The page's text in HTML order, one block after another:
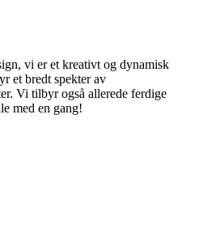
vi er et kreativt og dynamisk
et bredt spekter av
Vi tilbyr også allerede ferdige
med en gang!